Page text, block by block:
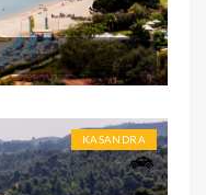
KASANDRA